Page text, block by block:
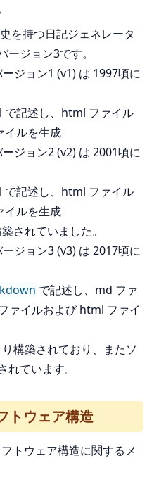
を持つ日記ジェネレータ
ジョン3です。
ジョン1 (v1) は 1997頃に
で記述し、html ファイル
イルを生成
ジョン2 (v2) は 2001頃に
で記述し、html ファイル
イルを生成
されていました。
ジョン3 (v3) は 2017頃に
で記述し、md ファ
ァイルおよび html ファイ
構築されており、またソ
れています。
トウェア構造
トウェア構造に関するメ